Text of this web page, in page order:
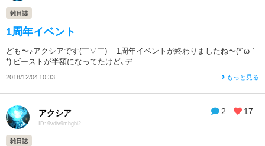
雑日誌
1周年イベント
ども〜♪アクシアです(￣▽￣)ゞ 1周年イベントが終わりましたね〜(*´ω｀
*) ビーストが半額になってたけど、デ...
2018/12/04 10:33 もっと見る
2 17
アクシア
ID: 9vdiv9mhgbi2
雑日誌